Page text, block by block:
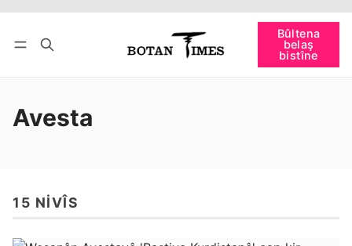
Bûltena
belaş
bistîne
bişopîne
Avesta
15 NIVÎS